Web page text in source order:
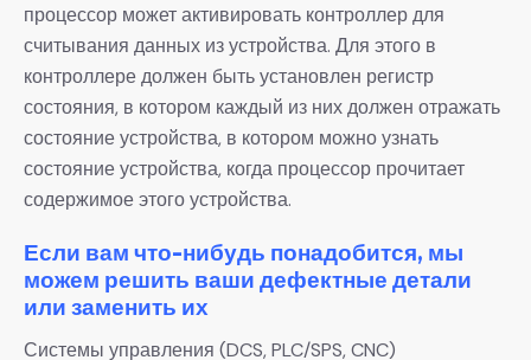
процессор может активировать контроллер для
считывания данных из устройства. Для этого в
контроллере должен быть установлен регистр
состояния, в котором каждый из них должен отражать
состояние устройства, в котором можно узнать
состояние устройства, когда процессор прочитает
содержимое этого устройства.
Если вам что-нибудь понадобится, мы
можем решить ваши дефектные детали
или заменить их
Системы управления (DCS, PLC/SPS, CNC)